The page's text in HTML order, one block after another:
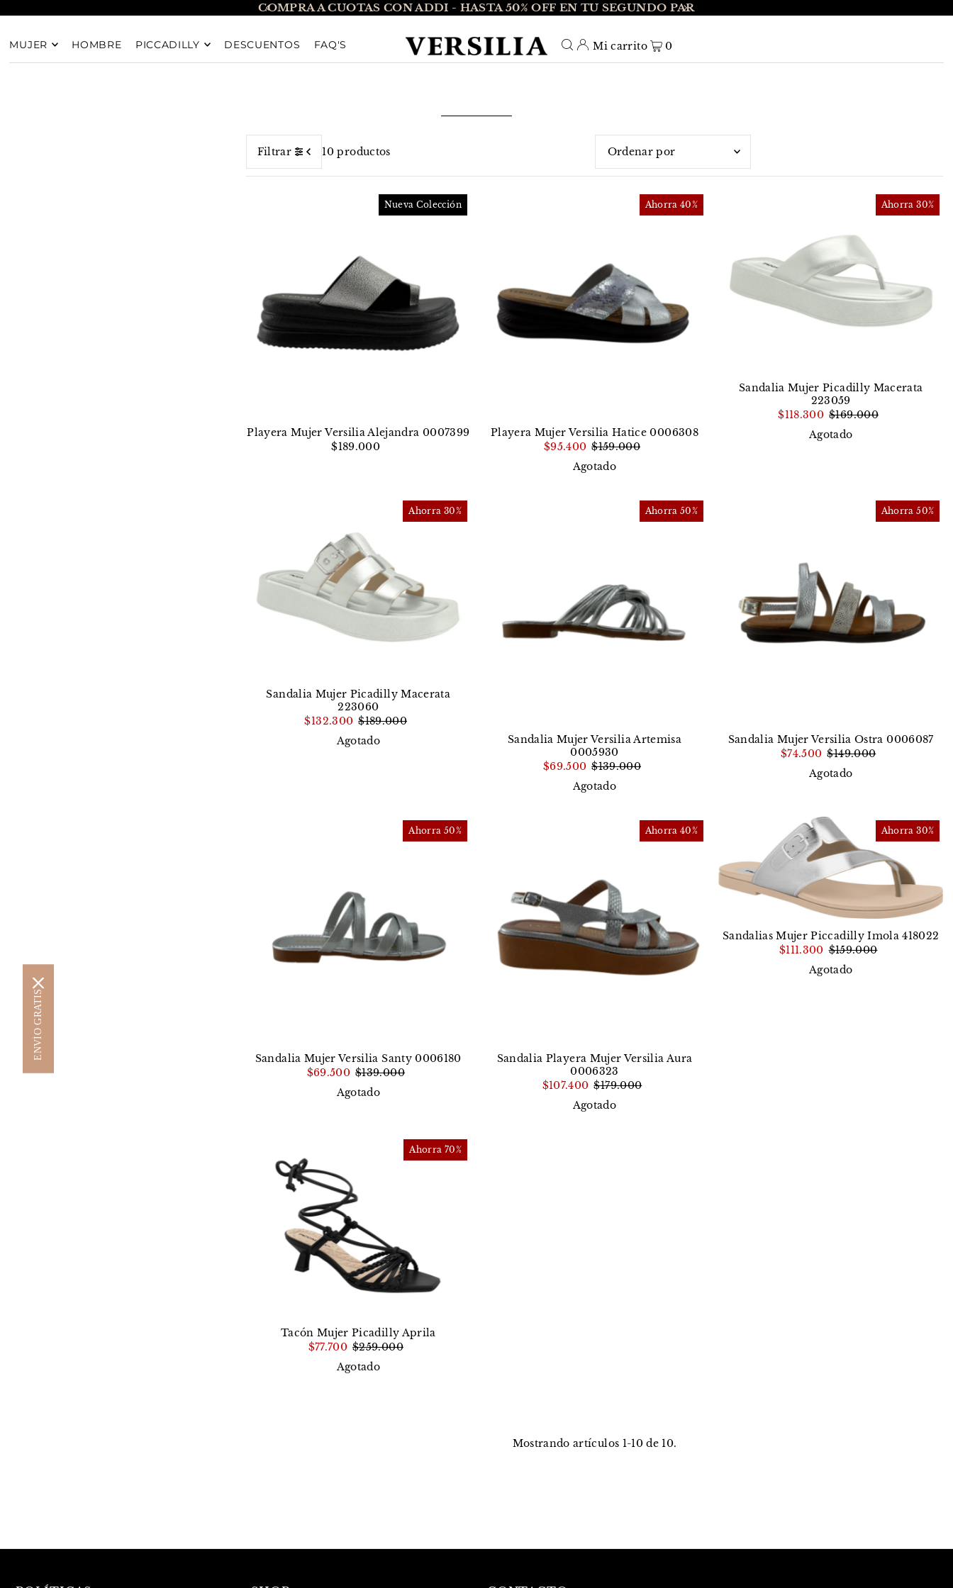
TRANSLATION MISSING: ES.ACCESSIBILITY.SKIP_TO_TEXT
COMPRA A CUOTAS CON ADDI - HASTA 50% OFF EN TU SEGUNDO PAR
MUJER HOMBRE PICCADILLY DESCUENTOS FAQ'S Mi carrito 0
Filtrar 10 productos
Características
Más relevantes
Alfabéticamente, Z-A
Precio, menor a mayor
Precio, mayor a menor
Fecha: antiguo(a) a
Nueva Colección
Playera Mujer Versilia Alejandra 0007399
$189.000
Ahorra 40%
Playera Mujer Versilia Hatice 0006308
$95.400 $159.000
Agotado
Ahorra 30%
Sandalia Mujer Picadilly Macerata
223059
$118.300 $169.000
Agotado
Ahorra 30%
Sandalia Mujer Picadilly Macerata
223060
$132.300 $189.000
Agotado
Ahorra 50%
Sandalia Mujer Versilia Artemisa
0005930
$69.500 $139.000
Agotado
Ahorra 50%
Sandalia Mujer Versilia Ostra 0006087
$74.500 $149.000
Agotado
Ahorra 50%
Sandalia Mujer Versilia Santy 0006180
$69.500 $139.000
Agotado
Ahorra 40%
Sandalia Playera Mujer Versilia Aura
0006323
$107.400 $179.000
Agotado
Ahorra 30%
Sandalias Mujer Piccadilly Imola 418022
$111.300 $159.000
Agotado
Ahorra 70%
Tacón Mujer Picadilly Aprila
$77.700 $259.000
Agotado
Mostrando artículos 1-10 de 10.
ENVÍO GRATIS